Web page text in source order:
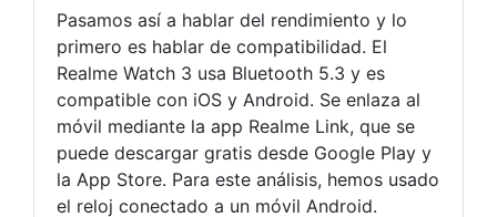
Pasamos así a hablar del rendimiento y lo
primero es hablar de compatibilidad. El
Realme Watch 3 usa Bluetooth 5.3 y es
compatible con iOS y Android. Se enlaza al
móvil mediante la app Realme Link, que se
puede descargar gratis desde Google Play y
la App Store. Para este análisis, hemos usado
el reloj conectado a un móvil Android.